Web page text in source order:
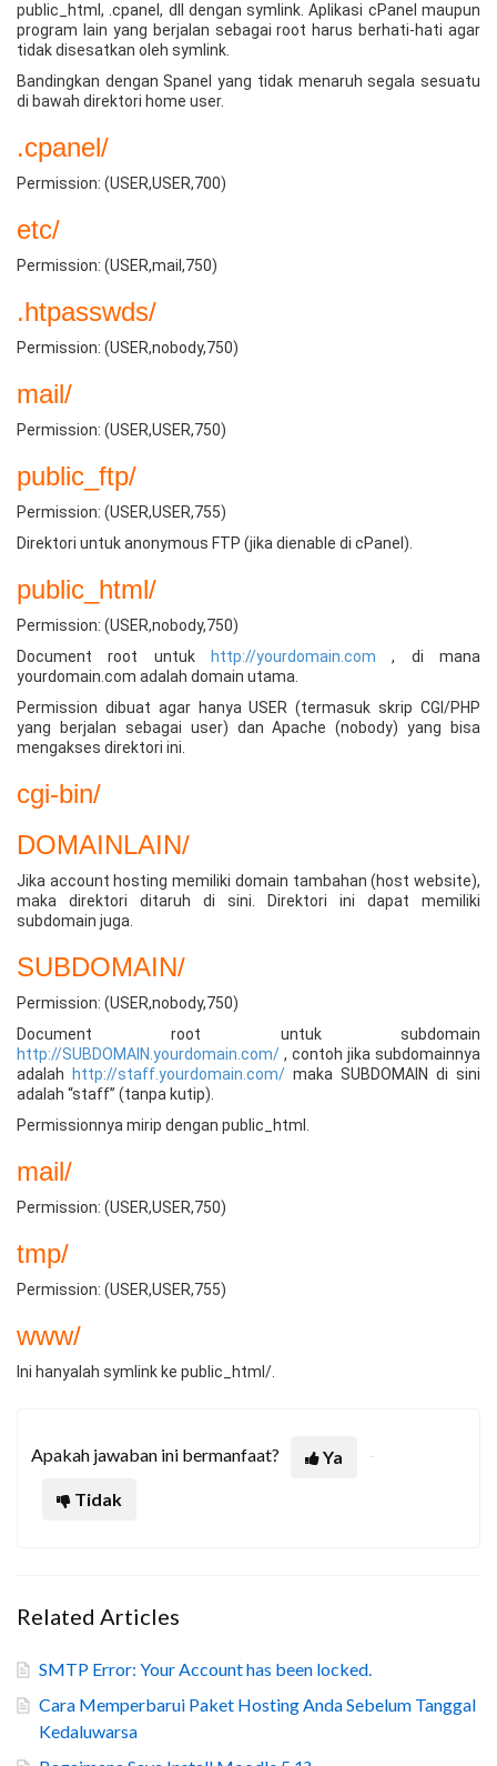
public_html, .cpanel, dll dengan symlink. Aplikasi cPanel maupun
program lain yang berjalan sebagai root harus berhati-hati agar
tidak disesatkan oleh symlink.
Bandingkan dengan Spanel yang tidak menaruh segala sesuatu
di bawah direktori home user.
.cpanel/
Permission: (USER,USER,700)
etc/
Permission: (USER,mail,750)
.htpasswds/
Permission: (USER,nobody,750)
mail/
Permission: (USER,USER,750)
public_ftp/
Permission: (USER,USER,755)
Direktori untuk anonymous FTP (jika dienable di cPanel).
public_html/
Permission: (USER,nobody,750)
Document root untuk
http://yourdomain.com , di mana
yourdomain.com adalah domain utama.
Permission dibuat agar hanya USER (termasuk skrip CGI/PHP
yang berjalan sebagai user) dan Apache (nobody) yang bisa
mengakses direktori ini.
cgi-bin/
DOMAINLAIN/
Jika account hosting memiliki domain tambahan (host website),
maka direktori ditaruh di sini. Direktori ini dapat memiliki
subdomain juga.
SUBDOMAIN/
Permission: (USER,nobody,750)
Document root untuk subdomain
http://SUBDOMAIN.yourdomain.com/ , contoh jika subdomainnya
adalah
http://staff.yourdomain.com/ maka SUBDOMAIN di sini
adalah “staff” (tanpa kutip).
Permissionnya mirip dengan public_html.
mail/
Permission: (USER,USER,750)
tmp/
Permission: (USER,USER,755)
www/
Ini hanyalah symlink ke public_html/.
Apakah jawaban ini bermanfaat?
Ya
Tidak
Related Articles
SMTP Error: Your Account has been locked.
Cara Memperbarui Paket Hosting Anda Sebelum Tanggal
Kedaluwarsa